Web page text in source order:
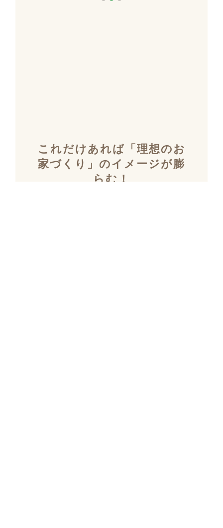
これだけあれば「理想のお
家づくり」のイメージが膨
らむ！